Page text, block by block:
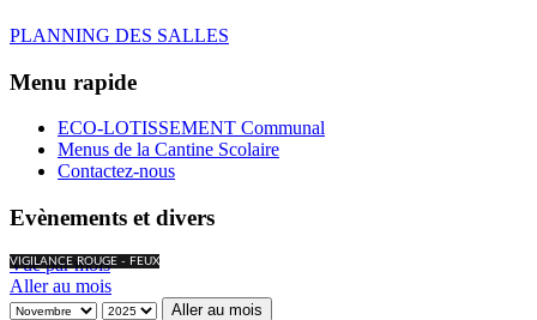
PLANNING DES SALLES
Menu rapide
ECO-LOTISSEMENT Communal
Menus de la Cantine Scolaire
Contactez-nous
Evènements et divers
VIGILANCE ROUGE - FEUX
Vue par mois
Aller au mois
Aller au mois